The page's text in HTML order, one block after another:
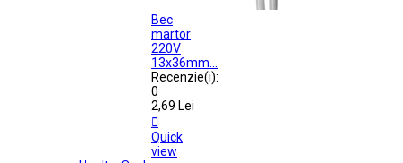
Bec
martor
220V
13x36mm...
Recenzie(i):
0
2,69 Lei

Quick
view